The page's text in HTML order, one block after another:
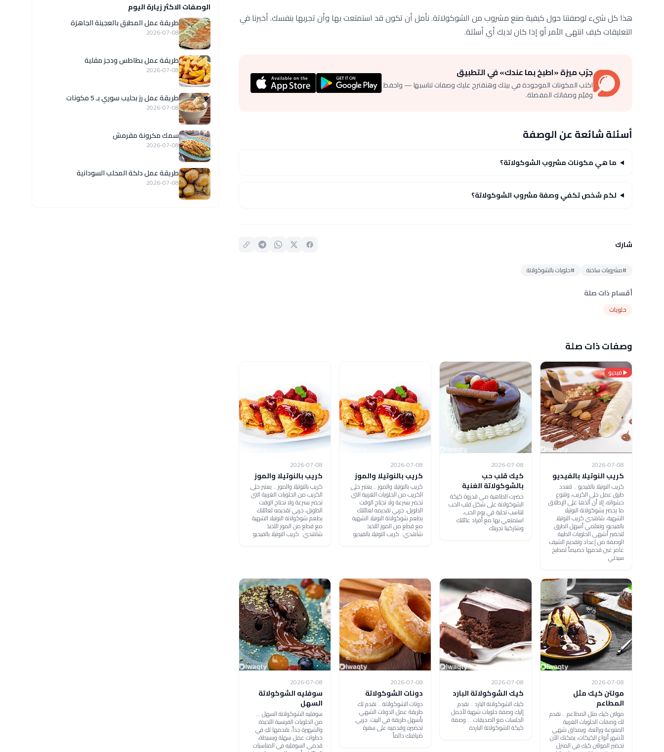
هذا كل شيء لوصفتنا حول كيفية صنع مشروب من الشوكولاتة. نأمل أن تكون قد استمتعت بها وأن تجربها بنفسك. أخبرنا في
التعليقات كيف انتهى الأمر أو إذا كان لديك أي أسئلة.
جرّب ميزة «اطبخ بما عندك» في التطبيق
اكتب المكونات الموجودة في بيتك وهنقترح عليك وصفات تناسبها — واحفظ
وقيّم وصفاتك المفضلة.
أسئلة شائعة عن الوصفة
ما هي مكونات مشروب الشوكولاتة؟
لكم شخص تكفي وصفة مشروب الشوكولاتة؟
شارك
#مشروبات ساخنة #حلويات بالشوكولاتة
أقسام ذات صلة
حلويات
وصفات ذات صلة
فيديو
2026-07-08
كريب النوتيلا بالفيديو
كريب النوتيلا بالفيديو .. تتعدد
طرق عمل حلى الكريب، وتتنوع
حشواته، إلا أن ألذها على الإطلاق
ما يحضر بشوكولاتة النوتيلا
الشهية، شاهدي كريب النوتيلا
بالفيديو، وتعلمي أسهل الطرق
لتحضير أشهى الحلويات الطيبة
الوصفة من إعداد وتقديم الشيف
عامر غبن قدمها خصيصاً لمطبخ
سيدتي
2026-07-08
كيك قلب حب
بالشوكولاتة الغنية
حضرت الطاهية مي قدروة كيكة
الشوكولاتة على شكل قلب الحب
لتناسب تحلية في يوم الحب،
استمتعي بها مع أفراد عائلتك
وشاركينا تجربتك
2026-07-08
كريب بالنوتيلا والموز
كريب بالنوتيلا والموز .. يعتبر حلى
الكريب من الحلويات الغربية التي
تحضر بسرعة ولا تحتاج الوقت
الطويل، جربي تقديمه لعائلتك
بطعم شوكولاتة النوتيلا الشهية
مع قطع من الموز اللذيذ
شاهدي: كريب النوتيلا بالفيديو
2026-07-08
كريب بالنوتيلا والموز
كريب بالنوتيلا والموز .. يعتبر حلى
الكريب من الحلويات الغربية التي
تحضر بسرعة ولا تحتاج الوقت
الطويل، جربي تقديمه لعائلتك
بطعم شوكولاتة النوتيلا الشهية
مع قطع من الموز اللذيذ
شاهدي: كريب النوتيلا بالفيديو
2026-07-08
مولتن كيك مثل
المطاعم
مولتن كيك مثل المطاعم .. نقدم
لك وصفات الحلويات الغربية
المتنوعة ورائعة، وبمذاق شهي
لأشهر أنواع الكيكات، يمكنك الآن
تحضير المولتن كيك في المنزل
2026-07-08
كيك الشوكولاتة البارد
كيك الشوكولاتة البارد .. نقدم
إليك وصفة حلويات شهية لأجمل
الجلسات مع الصديقات ... وصفة
كيكة الشوكولاتة الباردة
2026-07-08
دونات الشوكولاتة
دونات الشوكولاتة .. نقدم لك
طريقة عمل الدونات الشهي
بأسهل طريقة في البيت. جربي
تحضيره وقدميه على سفرة
ضيافتك دائماً
2026-07-08
سوفليه الشوكولاتة
السهل
سوفليه الشوكولاتة السهل ...
من الحلويات الفرنسية اللذيذة
والشهيرة جداً، نقدمها لكِ في
خطوات عمل سهلة وبسيطة،
قدمي السوفليه في المناسبات
الوصفات الاكثر زيارة اليوم
طريقة عمل المطبق بالعجينة الجاهزة
2026-07-08
طريقة عمل بطاطس ودجز مقلية
2026-07-08
طريقة عمل رز بحليب سوري بـ 5 مكونات
2026-07-08
سمك مكرونة مقرمش
2026-07-08
طريقة عمل دلكة المحلب السودانية
2026-07-08